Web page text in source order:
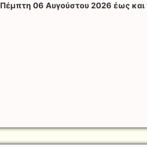
Πέμπτη 06 Αυγούστου 2026 έως και